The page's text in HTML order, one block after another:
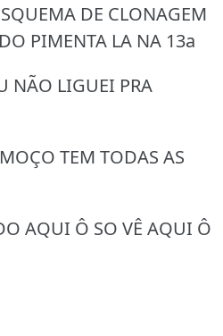
DE CLONAGEM
PIMENTA LA NA 13a
NÃO LIGUEI PRA
TEM TODAS AS
AQUI Ô SO VÊ AQUI Ô